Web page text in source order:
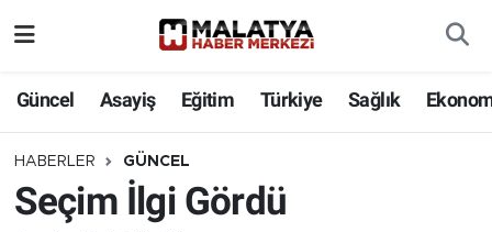
Güncel Asayiş Eğitim Türkiye Sağlık
HABERLER GÜNCEL
Seçim İlgi Gördü
Eğitim
Türkiye